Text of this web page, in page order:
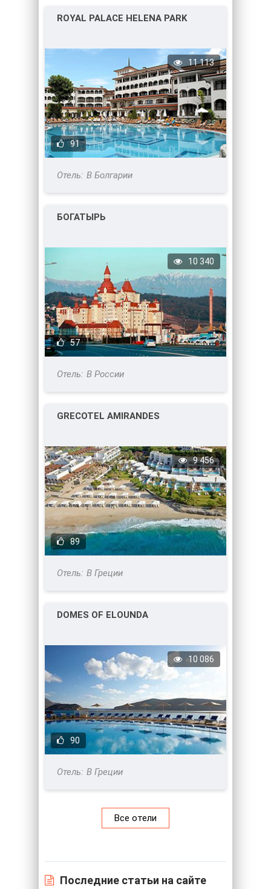
ROYAL PALACE HELENA PARK
91
11 113
В Болгарии
БОГАТЫРЬ
57
10 340
В России
GRECOTEL AMIRANDES
89
9 456
В Греции
DOMES OF ELOUNDA
90
10 086
В Греции
Все отели
Последние статьи на сайте